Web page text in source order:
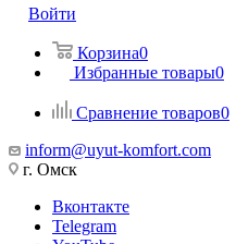
Войти
Корзина0
Избранные товары0
Сравнение товаров0
inform@uyut-komfort.com
г. Омск
Вконтакте
Telegram